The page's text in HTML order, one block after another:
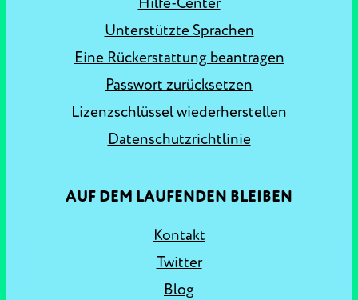
Unterstützte Sprachen
Eine Rückerstattung beantragen
Passwort zurücksetzen
Lizenzschlüssel wiederherstellen
Datenschutzrichtlinie
AUF DEM LAUFENDEN BLEIBEN
Kontakt
Twitter
Blog